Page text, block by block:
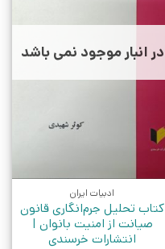
در انبار موجود نمی باشد
ادبیات ایران
کتاب تحلیل جرم‌انگاری قانون
صیانت از امنیت بانوان |
انتشارات خرسندی